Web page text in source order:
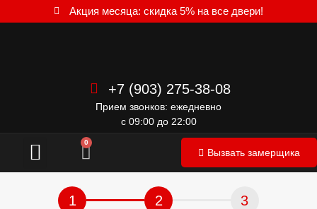
Акция месяца: скидка 5% на все двери!
+7 (903) 275-38-08
Прием звонков: ежедневно
с 09:00 до 22:00
0
Вызвать замерщика
1 2 3